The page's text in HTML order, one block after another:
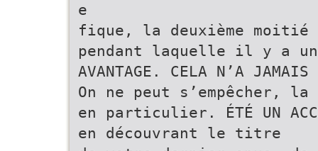
e
fique, la deuxième
pendant laquelle il y a un
AVANTAGE. CELA N’A JAMAIS
On ne peut s’empêcher,
en particulier. ÉTÉ UN
en découvrant le titre